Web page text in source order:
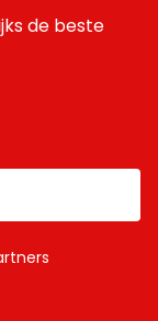
de beste